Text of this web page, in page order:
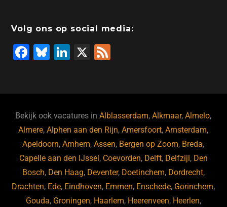
Volg ons op social media:
F
b
o
o
k
Bl
ky
Li
dI
n
X
Bekijk ook vacatures inAlblasserdam,Alkmaar,Almelo,
Almere,Alphen aan den Rijn,Amersfoort,Amsterdam,
Apeldoorn,Arnhem,Assen, Bergen op Zoom, Breda,
Capelle aan den IJssel , Coevorden, Delft, Delfzijl , Den
Bosch, Den Haag, Deventer, Doetinchem, Dordrecht,
Drachten, Ede, Eindhoven, Emmen, Enschede, Gorinchem,
Gouda, Groningen, Haarlem, Heerenveen, Heerlen,